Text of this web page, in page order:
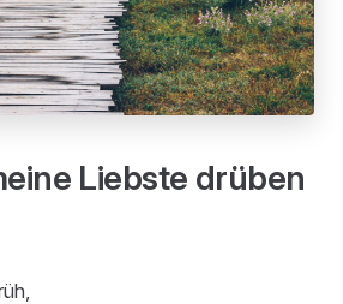
Liebste drüben